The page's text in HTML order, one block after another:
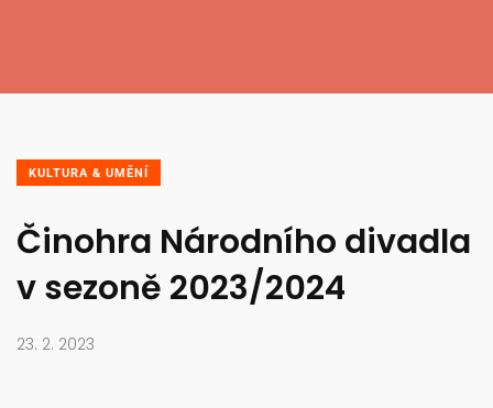
KULTURA & UMĚNÍ
Činohra Národního divadla
v sezoně 2023/2024
23. 2. 2023